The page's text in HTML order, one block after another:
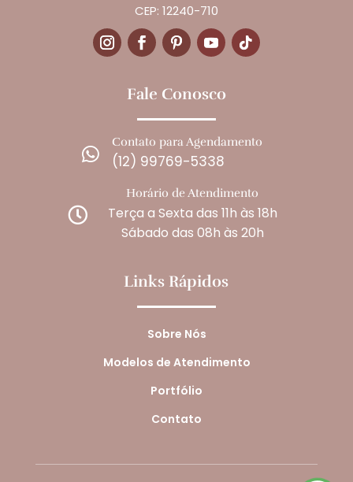
CEP: 12240-710
Fale Conosco

Contato para Agendamento
(12) 99769-5338

Horário de Atendimento
Terça a Sexta das 11h às 18h
Sábado das 08h às 20h
Links Rápidos
Sobre Nós
Modelos de Atendimento
Portfólio
Contato